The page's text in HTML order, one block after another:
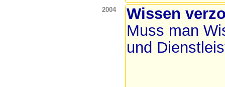
2004
Wissen
Muss man
und